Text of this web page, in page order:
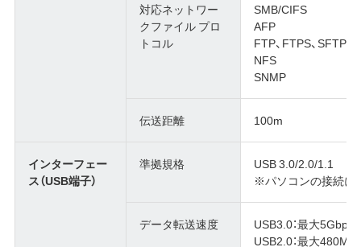
対応ネットワー
クファイル プロ
トコル
SMB/CIFS
AFP
FTP、FTPS、SFTP
NFS
SNMP
伝送距離 100m
インターフェー
ス（USB端子）
準拠規格
USB 3.0/2.0/1.1
※パソコンの接続に
データ転送速度
USB3.0：最大5Gbps
USB2.0：最大